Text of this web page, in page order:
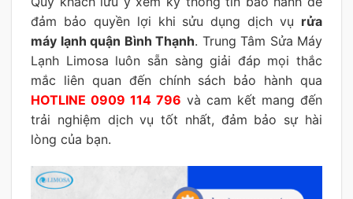
đảm bảo quyền lợi khi sửu dụng dịch vụ rửa
máy lạnh quận Bình Thạnh. Trung Tâm Sửa Máy
Lạnh Limosa luôn sẵn sàng giải đáp mọi thắc
mắc liên quan đến chính sách bảo hành qua
HOTLINE 0909 114 796 và cam kết mang đến
trải nghiệm dịch vụ tốt nhất, đảm bảo sự hài
lòng của bạn.